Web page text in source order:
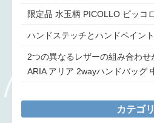
限定品 水玉柄 PICOLLO ピッコ
ハンドステッチとハンドペイン
2つの異なるレザーの組み合わ
ARIA アリア 2wayハンドバッグ
カテゴリ